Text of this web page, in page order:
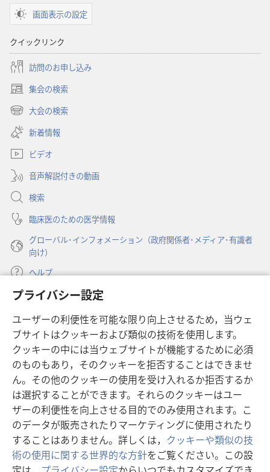
プライバシー設定
ユーザーの利便性を可能な限り向上させるため，当ウェ
ブサイトはクッキーおよび類似の技術を使用します。
クッキーの中には当ウェブサイトが機能するために必須
のものもあり，そのクッキーを拒否することはできませ
ん。その他のクッキーの使用を受け入れるか拒否するか
は選択することができます。それらのクッキーはユー
ザーの利便性を向上させる目的でのみ使用されます。こ
のデータが販売されたりマーケティングに使用されたり
することはありません。詳しくは， クッキーや類似の技
術の使用に関する世界的な方針をご覧ください。この設
2
1
画面表示の設定
クイックリンク
訪問のお申し込み
集会の検索
（新
し
タ
で
開
く）
大会の検索
（新
し
い
タ
ブ
で
開
く）
新着情報
ビデオ
音声解説付きの動画
検索
臨床医のための医学情報
グローバル･インフォメーション（政府関係者･メディア･有識者
向け）
ヘルプ
寄付
し
い
タ
ブ
で
開
く）
ものみの塔 オンライン・ライブラリー
（新
し
い
タ
ブ
で
開
く）
JW Hub ®
（新
し
い
タ
ブ
で
開
く）
JW Library ®
Watchtower Library®